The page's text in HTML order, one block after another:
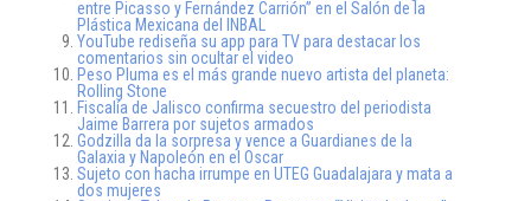
entre Picasso y Fernández Carrión” en el Salón de la
Plástica Mexicana del INBAL
YouTube rediseña su app para TV para destacar los
comentarios sin ocultar el video
Peso Pluma es el más grande nuevo artista del planeta:
Rolling Stone
Fiscalía de Jalisco confirma secuestro del periodista
Jaime Barrera por sujetos armados
Godzilla da la sorpresa y vence a Guardianes de la
Galaxia y Napoleón en el Oscar
Sujeto con hacha irrumpe en UTEG Guadalajara y mata a
dos mujeres